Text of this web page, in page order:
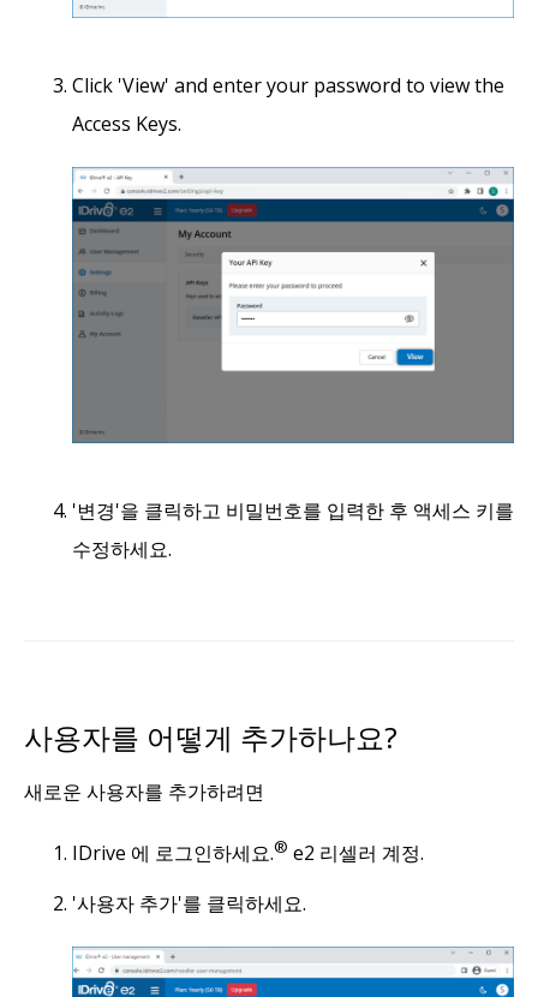
Click 'View' and enter your password to view the
Access Keys.
'변경'을 클릭하고 비밀번호를 입력한 후 액세스 키를
수정하세요.
사용자를 어떻게 추가하나요?
새로운 사용자를 추가하려면
IDrive 에 로그인하세요.® e2 리셀러 계정.
'사용자 추가'를 클릭하세요.